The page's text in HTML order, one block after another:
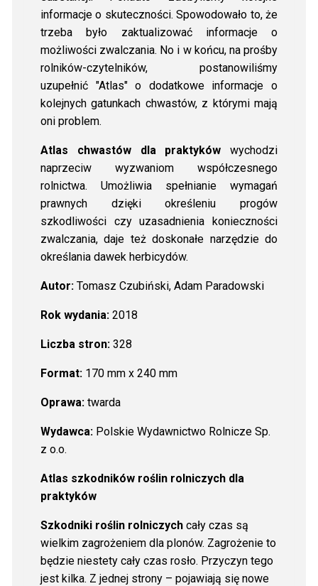
informacje o skuteczności. Spowodowało to, że
trzeba było zaktualizować informacje o
możliwości zwalczania. No i w końcu, na prośby
rolników-czytelników, postanowiliśmy
uzupełnić "Atlas" o dodatkowe informacje o
kolejnych gatunkach chwastów, z którymi mają
oni problem.
Atlas chwastów dla praktyków wychodzi
naprzeciw wyzwaniom współczesnego
rolnictwa. Umożliwia spełnianie wymagań
prawnych dzięki określeniu progów
szkodliwości czy uzasadnienia konieczności
zwalczania, daje też doskonałe narzędzie do
określania dawek herbicydów.
Autor:Tomasz Czubiński, Adam Paradowski
Rok wydania:2018
Liczba stron:328
Format:170 mm x 240 mm
Oprawa:twarda
Wydawca:Polskie Wydawnictwo Rolnicze Sp.
z o.o.
Atlas szkodników roślin rolniczych dla
praktyków
Szkodniki roślin rolniczychcały czas są
wielkim zagrożeniem dla plonów. Zagrożenie to
będzie niestety cały czas rosło. Przyczyn tego
jest kilka. Z jednej strony – pojawiają się nowe